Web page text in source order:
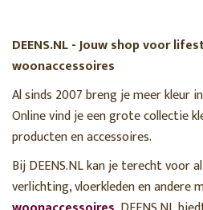
DEENS.NL - Jouw shop voor
woonaccessoires
Al sinds 2007 breng je meer kleur
Online vind je een grote collectie
producten en accessoires.
Bij DEENS.NL kan je terecht voor
verlichting, vloerkleden en andere